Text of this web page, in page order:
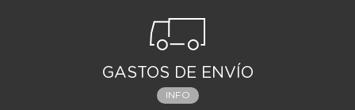
GASTOS DE ENVÍO
INFO